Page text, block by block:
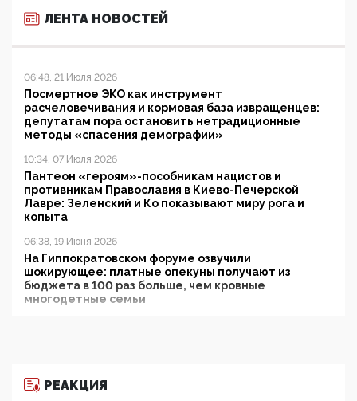
ЛЕНТА НОВОСТЕЙ
06:48, 21 Июля 2026
Посмертное ЭКО как инструмент
расчеловечивания и кормовая база извращенцев:
депутатам пора остановить нетрадиционные
методы «спасения демографии»
10:34, 07 Июля 2026
Пантеон «героям»-пособникам нацистов и
противникам Православия в Киево-Печерской
Лавре: Зеленский и Ко показывают миру рога и
копыта
06:38, 19 Июня 2026
На Гиппократовском форуме озвучили
шокирующее: платные опекуны получают из
бюджета в 100 раз больше, чем кровные
многодетные семьи
11:53, 09 Июня 2026
РЕАКЦИЯ